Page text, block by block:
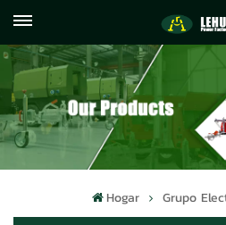
059122071372
Hogar Grupo